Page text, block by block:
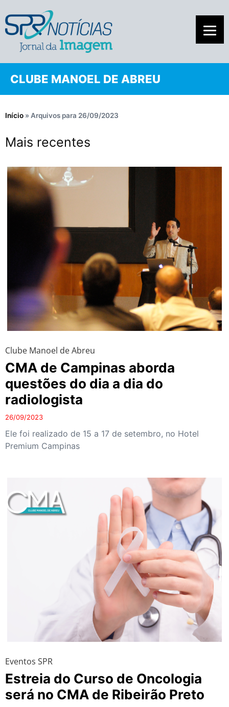
CLUBE MANOEL DE ABREU
Início » Arquivos para 26/09/2023
Mais recentes
Clube Manoel de Abreu
CMA de Campinas aborda
questões do dia a dia do
radiologista
26/09/2023
Ele foi realizado de 15 a 17 de setembro, no Hotel
Premium Campinas
Eventos SPR
Estreia do Curso de Oncologia
será no CMA de Ribeirão Preto